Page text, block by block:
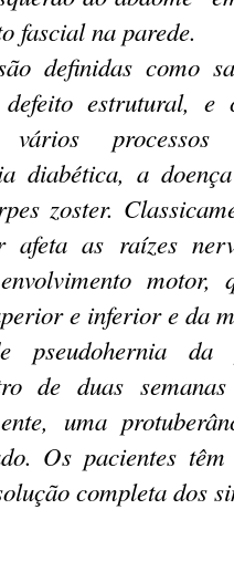
fascial na parede.
definidas como
estrutural, e
diabética, a
zoster.
afeta as raízes
motor,
e inferior e da
pseudohernia da
de duas
uma
Os pacientes
completa dos